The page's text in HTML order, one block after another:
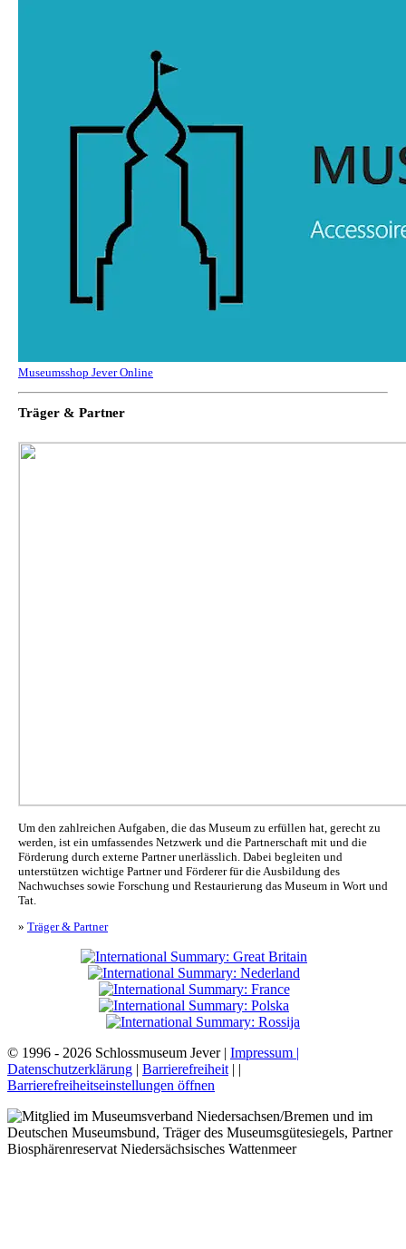
Museumsshop Jever Online
Träger & Partner
Um den zahlreichen Aufgaben, die das Museum zu erfüllen hat, gerecht zu
werden, ist ein umfassendes Netzwerk und die Partnerschaft mit und die
Förderung durch externe Partner unerlässlich. Dabei begleiten und
unterstützen wichtige Partner und Förderer für die Ausbildung des
Nachwuchses sowie Forschung und Restaurierung das Museum in Wort und
Tat.
» Träger & Partner
© 1996 - 2026 Schlossmuseum Jever | Impressum |
Datenschutzerklärung | Barrierefreiheit | |
Barrierefreiheitseinstellungen öffnen